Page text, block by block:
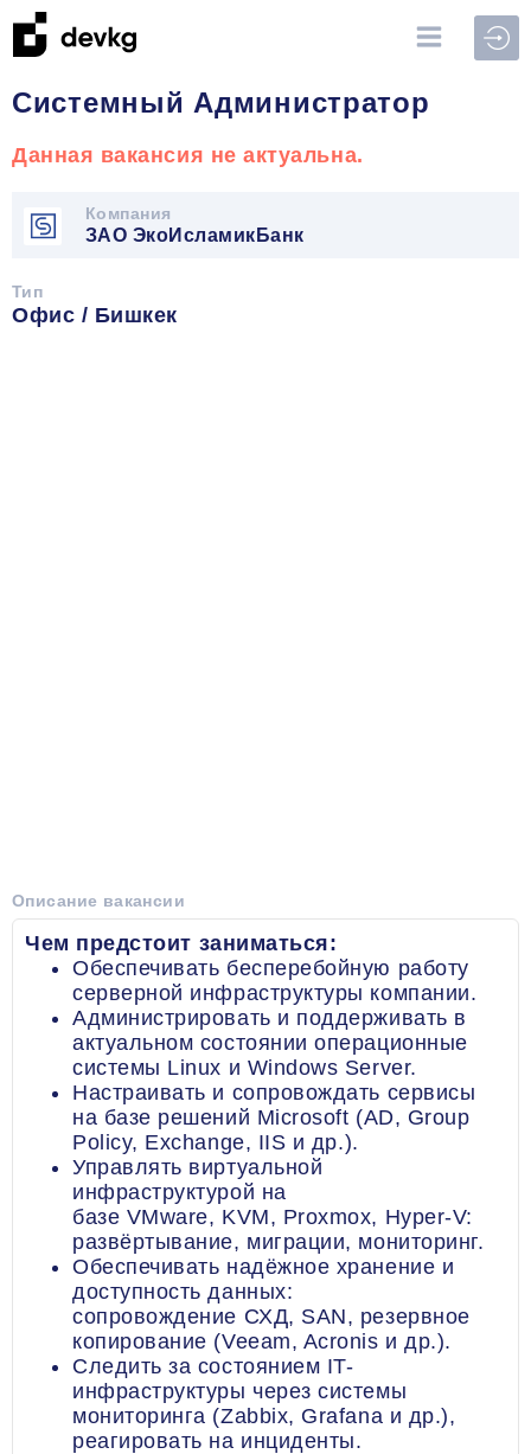
Системный Администратор
Данная вакансия не актуальна.
Компания
ЗАО ЭкоИсламикБанк
Тип
Офис / Бишкек
Описание вакансии
Чем предстоит заниматься:
Обеспечивать бесперебойную работу
серверной инфраструктуры компании.
Администрировать и поддерживать в
актуальном состоянии операционные
системы Linux и Windows Server.
Настраивать и сопровождать сервисы
на базе решений Microsoft (AD, Group
Policy, Exchange, IIS и др.).
Управлять виртуальной
инфраструктурой на
базе VMware, KVM, Proxmox, Hyper-V:
развёртывание, миграции, мониторинг.
Обеспечивать надёжное хранение и
доступность данных:
сопровождение СХД, SAN, резервное
копирование (Veeam, Acronis и др.).
Следить за состоянием IT-
инфраструктуры через системы
мониторинга (Zabbix, Grafana и др.),
реагировать на инциденты.